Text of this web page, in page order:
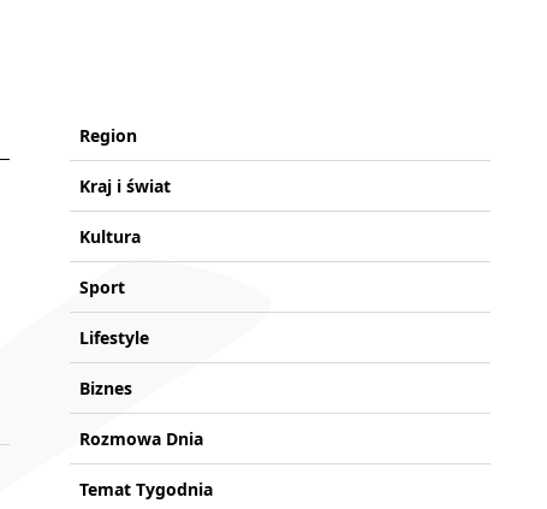
Region
Kraj i świat
Kultura
Sport
Lifestyle
Biznes
Rozmowa Dnia
Temat Tygodnia